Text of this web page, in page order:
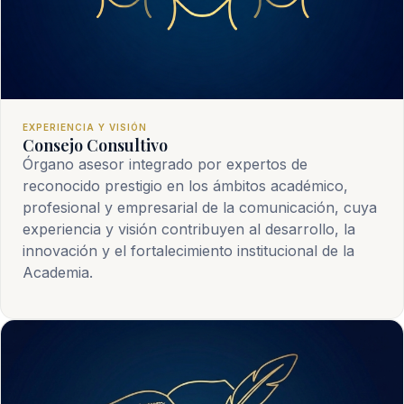
EXPERIENCIA Y VISIÓN
Consejo Consultivo
Órgano asesor integrado por expertos de
reconocido prestigio en los ámbitos académico,
profesional y empresarial de la comunicación, cuya
experiencia y visión contribuyen al desarrollo, la
innovación y el fortalecimiento institucional de la
Academia.